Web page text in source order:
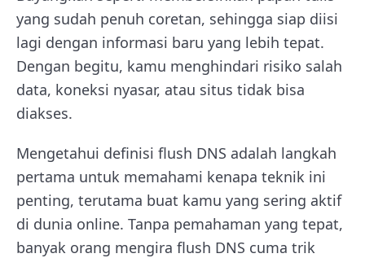
yang sudah penuh coretan, sehingga siap diisi
lagi dengan informasi baru yang lebih tepat.
Dengan begitu, kamu menghindari risiko salah
data, koneksi nyasar, atau situs tidak bisa
diakses.
Mengetahui definisi flush DNS adalah langkah
pertama untuk memahami kenapa teknik ini
penting, terutama buat kamu yang sering aktif
di dunia online. Tanpa pemahaman yang tepat,
banyak orang mengira flush DNS cuma trik